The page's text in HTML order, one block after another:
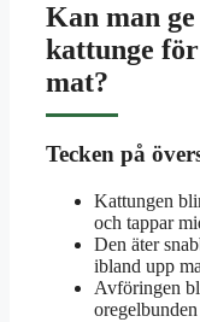
Kan man ge
kattunge
mat?
Tecken på
Kattungen
och tappar
Den äter
ibland upp
Avföringen
oregelbunden